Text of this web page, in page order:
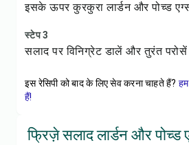
इसके ऊपर कुरकुरा लार्डन और पोच्ड
स्टेप 3
सलाद पर विनिग्रेट डालें और तुरंत
इस रेसिपी को बाद के लिए सेव करना चाहते हैं?
हैं!
फ्रिज़े सलाद लार्डन और